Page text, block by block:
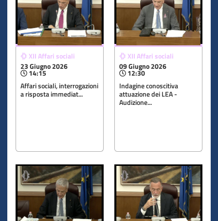
XII Affari sociali
23 Giugno 2026
14:15
​Affari sociali, interrogazioni
a risposta immediat...
XII Affari sociali
09 Giugno 2026
12:30
Indagine conoscitiva
attuazione dei LEA -
Audizione...